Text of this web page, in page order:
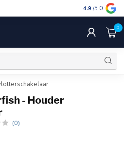
gratis
4.9 /5.0
0
- Houder
(0)